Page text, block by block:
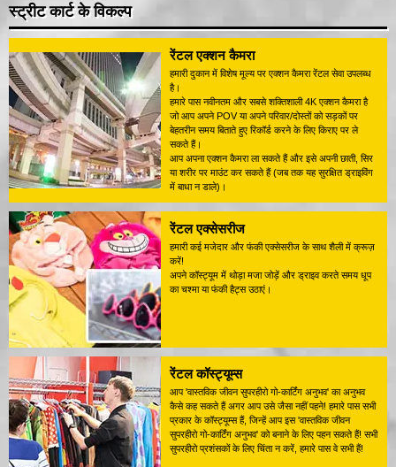
स्ट्रीट कार्ट के विकल्प
रेंटल एक्शन कैमरा
हमारी दुकान में विशेष मूल्य पर एक्शन कैमरा रेंटल सेवा उपलब्ध
है।
हमारे पास नवीनतम और सबसे शक्तिशाली 4K एक्शन कैमरा है
जो आप अपने POV या अपने परिवार/दोस्तों को सड़कों पर
बेहतरीन समय बिताते हुए रिकॉर्ड करने के लिए किराए पर ले
सकते हैं।
आप अपना एक्शन कैमरा ला सकते हैं और इसे अपनी छाती, सिर
या शरीर पर माउंट कर सकते हैं (जब तक यह सुरक्षित ड्राइविंग
में बाधा न डाले)।
रेंटल एक्सेसरीज
हमारी कई मजेदार और फंकी एक्सेसरीज के साथ शैली में क्रूज़
करें!
अपने कॉस्ट्यूम में थोड़ा मजा जोड़ें और ड्राइव करते समय धूप
का चश्मा या फंकी हैट्स उठाएं।
रेंटल कॉस्ट्यूम्स
आप 'वास्तविक जीवन सुपरहीरो गो-कार्टिंग अनुभव' का अनुभव
कैसे कह सकते हैं अगर आप उसे जैसा नहीं पहने! हमारे पास सभी
प्रकार के कॉस्ट्यूम्स हैं, जिन्हें आप इस 'वास्तविक जीवन
सुपरहीरो गो-कार्टिंग अनुभव' को बनाने के लिए पहन सकते हैं! सभी
सुपरहीरो प्रशंसकों के लिए चिंता न करें, हमारे पास वे सभी हैं!